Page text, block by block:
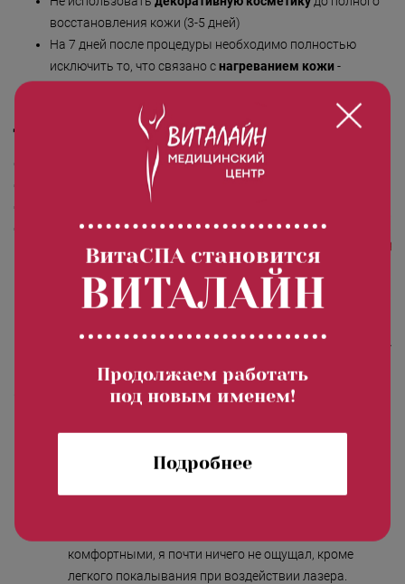
восстановления кожи (3-5 дней)
На 7 дней после процедуры необходимо полностью
исключить то, что связано снагреванием кожи-
Дипломы и сертификаты
Отзывы о лазерном лечении акне
Влад
Я мучился и страдал от акне на протяжении 2 лет.
комфортными, я почти ничего не ощущал, кроме
легкого покалывания при воздействии лазера.
ВитаСПА становится
ВИТАЛАЙН
Продолжаем работать
под новым именем!
Подробнее